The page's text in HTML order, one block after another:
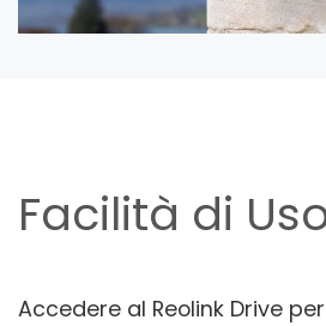
Facilità di
Accedere al Reolink Drive